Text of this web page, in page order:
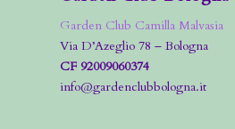
Garden Club Camilla Malvasia
Via D’Azeglio 78 – Bologna
CF 92009060374
info@gardenclubbologna.it